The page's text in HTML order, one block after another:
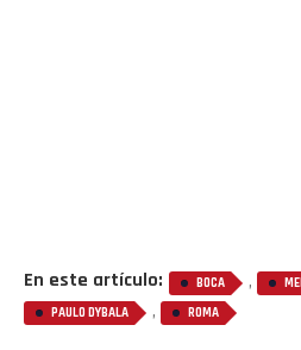
En este artículo: BOCA ,
PAULO DYBALA , ROMA